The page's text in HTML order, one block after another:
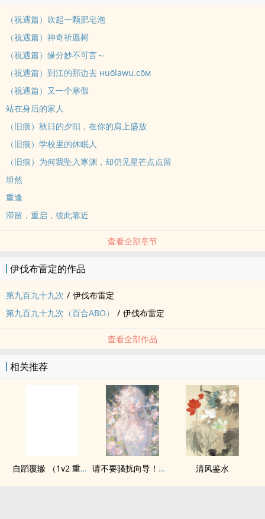
（祝遇篇）吹起一颗肥皂泡
（祝遇篇）神奇祈愿树
（祝遇篇）缘分妙不可言～
（祝遇篇）到江的那边去 нuōlawu.cōм
（祝遇篇）又一个寒假
站在身后的家人
（旧痕）秋日的夕阳，在你的肩上盛放
（旧痕）学校里的休眠人
（旧痕）为何我坠入寒渊，却仍见星芒点点留
坦然
重逢
滞留，重启，彼此靠近
查看全部章节
伊伐布雷定的作品
第九百九十九次 / 伊伐布雷定
第九百九十九次（百合ABO）
/ 伊伐布雷定
查看全部作品
相关推荐
自蹈覆辙 （1v2 重生） 请不要骚扰向导！（哨向NPH） 清风鉴水